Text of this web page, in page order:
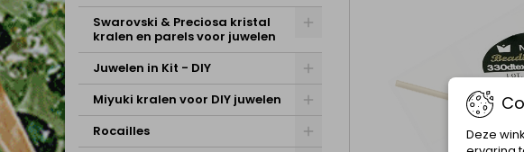
Swarovski & Preciosa kristal
kralen en parels voor juwelen
Juwelen in Kit - DIY
Miyuki kralen voor DIY juwelen
Rocailles
Deze